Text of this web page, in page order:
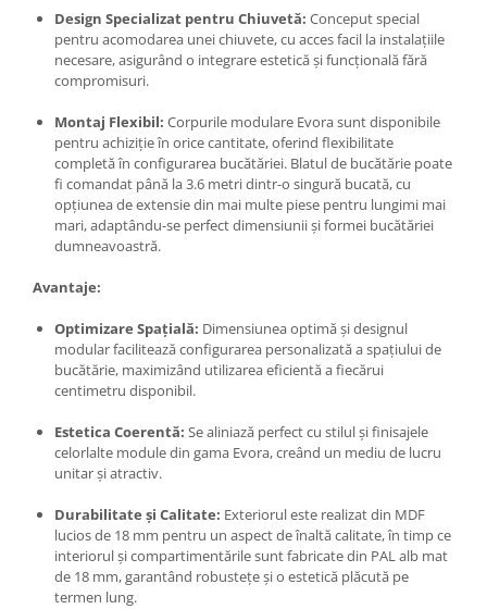
Design Specializat pentru Chiuvetă: Conceput special
pentru acomodarea unei chiuvete, cu acces facil la instalațiile
necesare, asigurând o integrare estetică și funcțională fără
compromisuri.
Montaj Flexibil: Corpurile modulare Evora sunt disponibile
pentru achiziție în orice cantitate, oferind flexibilitate
completă în configurarea bucătăriei. Blatul de bucătărie poate
fi comandat până la 3.6 metri dintr-o singură bucată, cu
opțiunea de extensie din mai multe piese pentru lungimi mai
mari, adaptându-se perfect dimensiunii și formei bucătăriei
dumneavoastră.
Avantaje:
Optimizare Spațială: Dimensiunea optimă și designul
modular facilitează configurarea personalizată a spațiului de
bucătărie, maximizând utilizarea eficientă a fiecărui
centimetru disponibil.
Estetica Coerentă: Se aliniază perfect cu stilul și finisajele
celorlalte module din gama Evora, creând un mediu de lucru
unitar și atractiv.
Durabilitate și Calitate: Exteriorul este realizat din MDF
lucios de 18 mm pentru un aspect de înaltă calitate, în timp ce
interiorul și compartimentările sunt fabricate din PAL alb mat
de 18 mm, garantând robustețe și o estetică plăcută pe
termen lung.